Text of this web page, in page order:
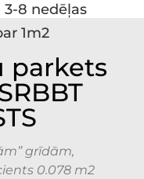
8 nedēļas
1m2
parkets
grīdām,
0.078 m2